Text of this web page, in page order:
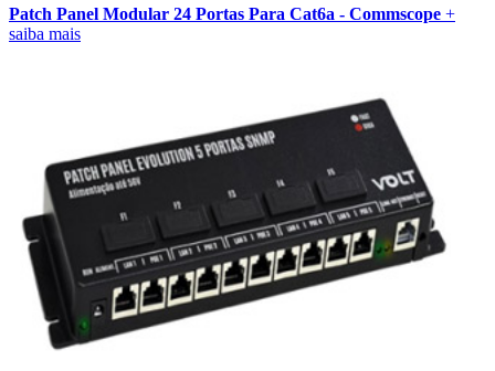
Patch Panel Modular 24 Portas Para Cat6a - Commscope +
saiba mais